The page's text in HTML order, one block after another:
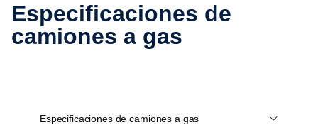
Especificaciones de
camiones a gas
Especificaciones de camiones a gas